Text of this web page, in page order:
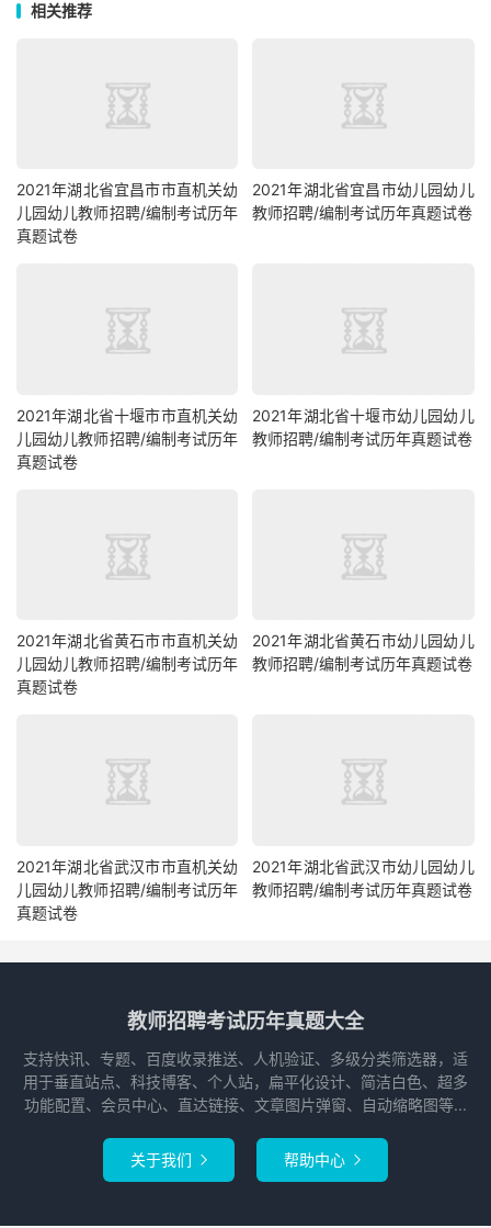
相关推荐
2021年湖北省宜昌市市直机关幼
儿园幼儿教师招聘/编制考试历年
真题试卷
2021年湖北省宜昌市幼儿园幼儿
教师招聘/编制考试历年真题试卷
2021年湖北省十堰市市直机关幼
儿园幼儿教师招聘/编制考试历年
真题试卷
2021年湖北省十堰市幼儿园幼儿
教师招聘/编制考试历年真题试卷
2021年湖北省黄石市市直机关幼
儿园幼儿教师招聘/编制考试历年
真题试卷
2021年湖北省黄石市幼儿园幼儿
教师招聘/编制考试历年真题试卷
2021年湖北省武汉市市直机关幼
儿园幼儿教师招聘/编制考试历年
真题试卷
2021年湖北省武汉市幼儿园幼儿
教师招聘/编制考试历年真题试卷
教师招聘考试历年真题大全
支持快讯、专题、百度收录推送、人机验证、多级分类筛选器，适
用于垂直站点、科技博客、个人站，扁平化设计、简洁白色、超多
功能配置、会员中心、直达链接、文章图片弹窗、自动缩略图等...
关于我们  帮助中心 